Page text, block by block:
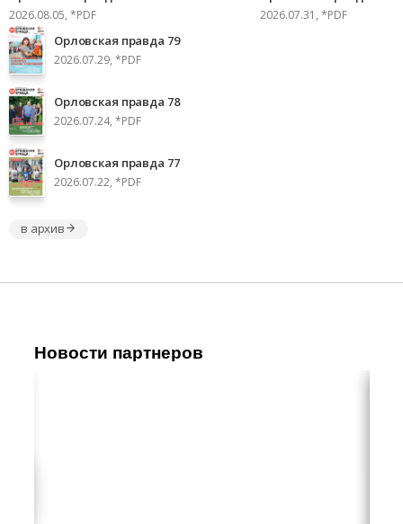
2026.08.05, *PDF 2026.07.31, *PDF
Орловская правда 79
2026.07.29, *PDF
Орловская правда 78
2026.07.24, *PDF
Орловская правда 77
2026.07.22, *PDF
в архив
Новости партнеров